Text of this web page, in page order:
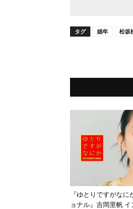
タグ 娼年 松坂
『ゆとりですがなに
ョナル』吉岡里帆